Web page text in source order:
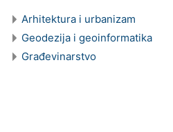
Arhitektura i urbanizam
Geodezija i geoinformatika
Građevinarstvo